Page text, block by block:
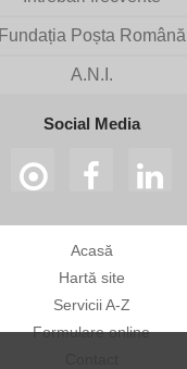
Fundația Poșta Română
A.N.I.
Social Media
Acasă
Hartă site
Servicii A-Z
Formulare online